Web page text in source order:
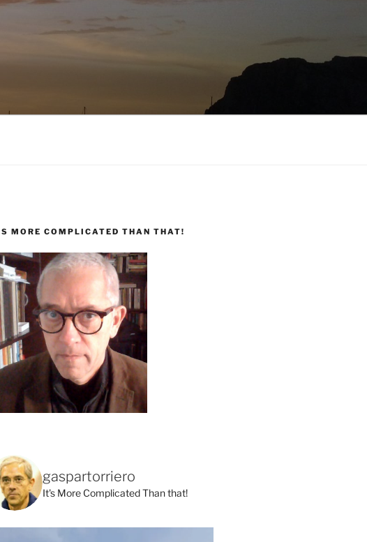
MORE COMPLICATED THAN THAT!
gaspartorriero
It's More Complicated Than that!